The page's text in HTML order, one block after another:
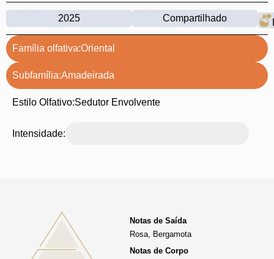
2025 Compartilhado
Família olfativa:Oriental
Subfamília:Amadeirada
Estilo Olfativo:Sedutor Envolvente
Intensidade:
Notas de Saída
Rosa, Bergamota
Notas de Corpo